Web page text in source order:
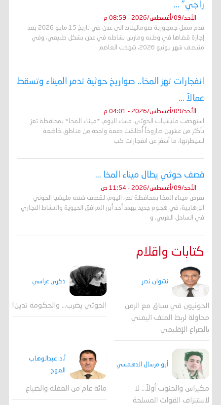
راجي" ...
الأحد/09/أغسطس/2026 - 08:59 م
قدم ممثل جمهورية صوماليلاند الى عدن في تاريخ 15 مايو 2026 بعد
إجازة قضاها في وطنه ومارس نشاطه في عدن بشكل طبيعي، وفي
منتصف شهر يونيو 2026، شهدت العاصم
انفجارات تهز المخا.. صواريخ حوثية تدمر الميناء وتسقط
عمالاً ...
الأحد/09/أغسطس/2026 - 04:01 م
استهدفت مليشيات الحوثي، مساء اليوم، *ميناء المخا* بمحافظة تعز
بأكثر من عشرين صاروخاً أُطلقت دفعة واحدة من مناطق خاضعة
لسيطرتها، ما أسفر عن انفجارات كب
قصف حوثي يطال ميناء المخا ...
الأحد/09/أغسطس/2026 - 11:54 ص
تعرض ميناء المخا بمحافظة تعز، اليوم، لقصف شنته مليشيا الحوثي
الإرهابية، في هجوم جديد يهدد أحد أبرز المرافق الحيوية والنشاط التجاري
في الساحل الغربي. و
كتابات واقلام
نشوان نصر
الحوثيون في سباق مع الزمن
محاولة لربط الملف اليمني
بالصراع الإقليمي
ذكرى عراسي
الحوثي يضرب… والحكومة تدين!
أبو مرسال الدهمسي
مكيراس والجنوب أولاً... لا
لاستنزاف القوات المسلحة
أ.د. عبدالوهاب
العوج
مائة عام من الغفلة والضياع